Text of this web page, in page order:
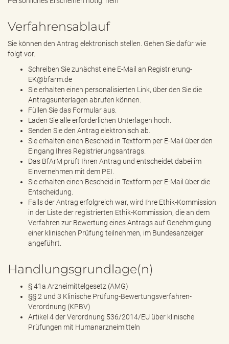
Verfahrensablauf
Sie können den Antrag elektronisch stellen. Gehen Sie dafür wie
folgt vor.
Schreiben Sie zunächst eine E-Mail an Registrierung-
EK@bfarm.de
Sie erhalten einen personalisierten Link, über den Sie die
Antragsunterlagen abrufen können.
Füllen Sie das Formular aus.
Laden Sie alle erforderlichen Unterlagen hoch.
Senden Sie den Antrag elektronisch ab.
Sie erhalten einen Bescheid in Textform per E-Mail über den
Eingang Ihres Registrierungsantrags.
Das BfArM prüft Ihren Antrag und entscheidet dabei im
Einvernehmen mit dem PEI.
Sie erhalten einen Bescheid in Textform per E-Mail über die
Entscheidung.
Falls der Antrag erfolgreich war, wird Ihre Ethik-Kommission
in der Liste der registrierten Ethik-Kommission, die an dem
Verfahren zur Bewertung eines Antrags auf Genehmigung
einer klinischen Prüfung teilnehmen, im Bundesanzeiger
angeführt.
Handlungsgrundlage(n)
§ 41a Arzneimittelgesetz (AMG)
§§ 2 und 3 Klinische Prüfung-Bewertungsverfahren-
Verordnung (KPBV)
Artikel 4 der Verordnung 536/2014/EU über klinische
Prüfungen mit Humanarzneimitteln